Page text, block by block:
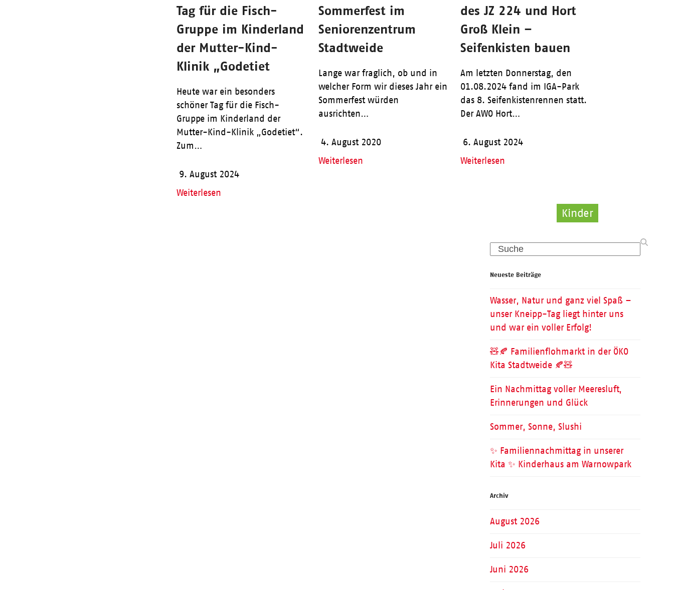
Kinder
Tag für die Fisch-
Gruppe im Kinderland
der Mutter-Kind-
Klinik „Godetiet
Heute war ein besonders
schöner Tag für die Fisch-
Gruppe im Kinderland der
Mutter-Kind-Klinik „Godetiet“.
Zum…
9. August 2024
Weiterlesen
Pflege
Sommerfest im
Seniorenzentrum
Stadtweide
Lange war fraglich, ob und in
welcher Form wir dieses Jahr ein
Sommerfest würden
ausrichten…
4. August 2020
Weiterlesen
Kinder
des JZ 224 und Hort
Groß Klein –
Seifenkisten bauen
Am letzten Donnerstag, den
01.08.2024 fand im IGA-Park
das 8. Seifenkistenrennen statt.
Der AWO Hort…
6. August 2024
Weiterlesen
Search
Neueste Beiträge
Wasser, Natur und ganz viel Spaß –
unser Kneipp-Tag liegt hinter uns
und war ein voller Erfolg!
🧸🍂 Familienflohmarkt in der ÖKO
Kita Stadtweide 🍂🧸
Ein Nachmittag voller Meeresluft,
Erinnerungen und Glück
Sommer, Sonne, Slushi
✨ Familiennachmittag in unserer
Kita ✨ Kinderhaus am Warnowpark
Archiv
August 2026
Juli 2026
Juni 2026